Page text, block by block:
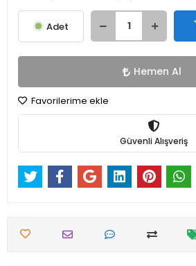
Adet
Hemen Al
Favorilerime ekle
Güvenli Alışveriş